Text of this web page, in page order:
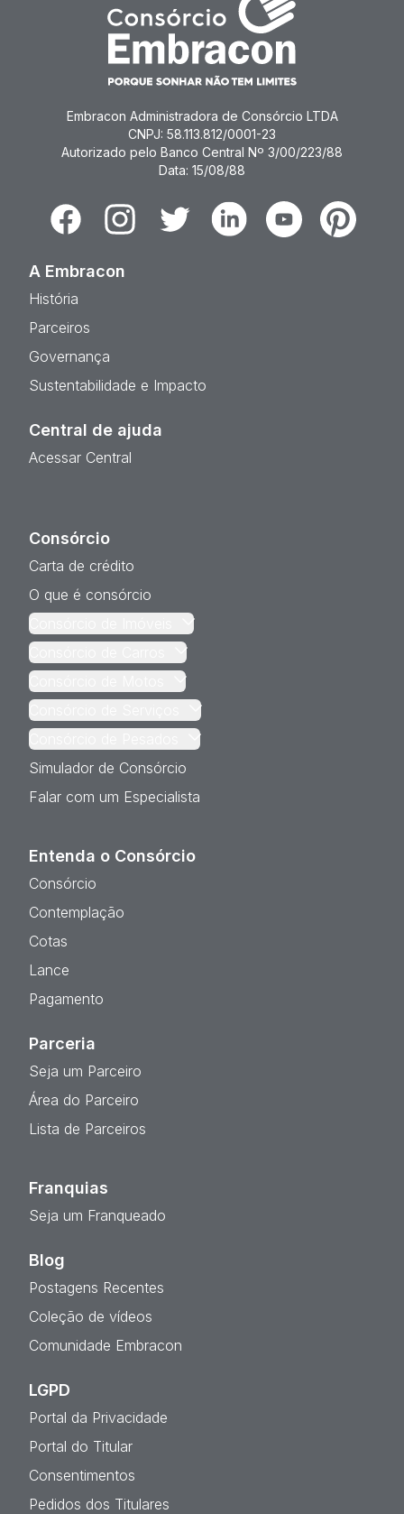
Embracon Administradora de Consórcio LTDA
CNPJ: 58.113.812/0001-23
Autorizado pelo Banco Central Nº 3/00/223/88
Data: 15/08/88
FacebookInstagramTwitter LinkedinYoutubePinterest
A Embracon
História
Parceiros
Governança
Sustentabilidade e Impacto
Central de ajuda
Acessar Central
Consórcio
Carta de crédito
O que é consórcio
Simulador de Consórcio
Falar com um Especialista
Entenda o Consórcio
Consórcio
Contemplação
Cotas
Lance
Pagamento
Parceria
Seja um Parceiro
Área do Parceiro
Lista de Parceiros
Franquias
Seja um Franqueado
Blog
Postagens Recentes
Coleção de vídeos
Comunidade Embracon
LGPD
Portal da Privacidade
Portal do Titular
Consentimentos
Pedidos dos Titulares